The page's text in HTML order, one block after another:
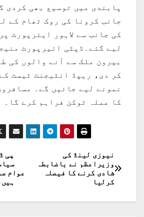
پابندی میں توسیع بھی کردی
جانب کرونا کی روک تھام کے
کی جانب سے لاہور ایئرپورٹ
لیے گئے۔ڈپٹی ائیرپورٹ
بیرون ملک سے آنے والوں کی
کر دی، ریپڈ انٹیجنٹ ٹیسٹ
نمونے لیے جائیں گے۔
کا عملہ ٹوکن فراہم کرے گا۔
پوسٹوں
کی
نیویگیشن
پی
عوام
نیوزی لینڈ کی
وزیراعظم نے باضابطہ
شادی کرنے کا فیصلہ
کرلیا